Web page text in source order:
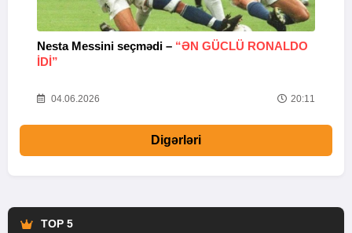
Nesta Messini seçmədi – “ƏN GÜCLÜ RONALDO
IDI”
04.06.2026 20:11
Digərləri
TOP 5